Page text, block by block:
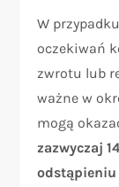
W
oczekiwań
zwrotu lub
ważne w
mogą
zazwyczaj
odstąpieniu